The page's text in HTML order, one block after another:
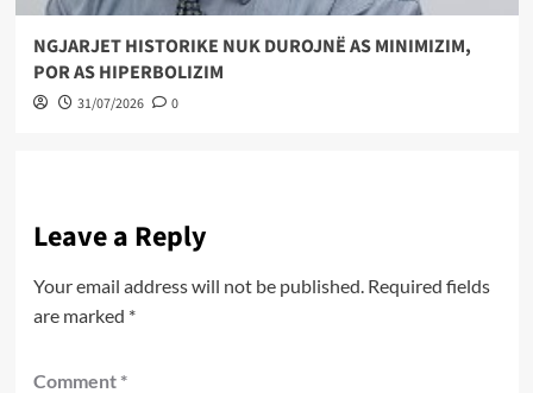
NGJARJET HISTORIKE NUK DUROJNË AS MINIMIZIM,
POR AS HIPERBOLIZIM
31/07/2026 0
Leave a Reply
Your email address will not be published. Required fields
are marked *
Comment *